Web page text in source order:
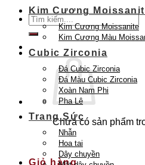
Tìm
kiếm:
Chưa có sản phẩm
Quay trở lại cửa hàng
Giỏ hàng
Kim Cương
Kim Cương Moissanite
Kim Cương Màu
Cubic Zirconia
Đá Cubic Zirconia
Đá Màu Cubic Zirconia
Xoàn Nam Phi
Pha Lê
Trang Sức
Nhẫn
Hoa tai
Dây chuyền